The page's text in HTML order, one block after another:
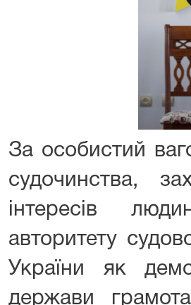
За особистий
судочинства,
інтересів
авторитету
України як
держави